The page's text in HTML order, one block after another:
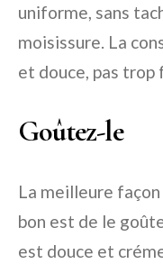
uniforme, sans
moisissure. La
et douce, pas trop
Goûtez-le
La meilleure
bon est de le
est douce et